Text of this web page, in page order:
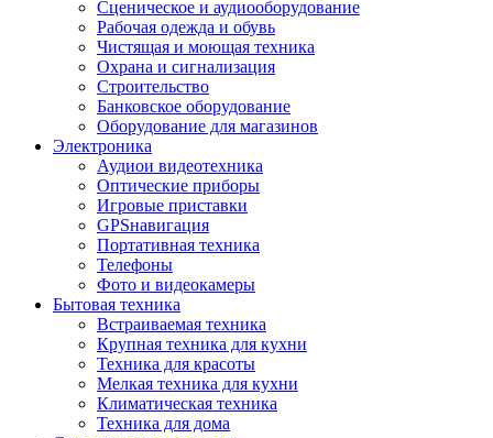
Сценическое и аудиооборудование
Рабочая одежда и обувь
Чистящая и моющая техника
Охрана и сигнализация
Строительство
Банковское оборудование
Оборудование для магазинов
Электроника
Аудиои видеотехника
Оптические приборы
Игровые приставки
GPSнавигация
Портативная техника
Телефоны
Фото и видеокамеры
Бытовая техника
Встраиваемая техника
Крупная техника для кухни
Техника для красоты
Мелкая техника для кухни
Климатическая техника
Техника для дома